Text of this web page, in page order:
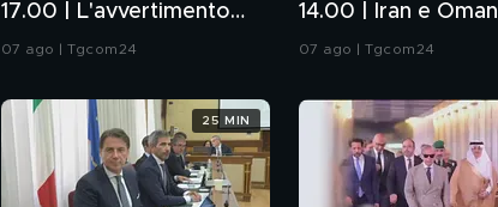
17.00 | L'avvertimento
spagnolo: "Riaprite i
07 ago | Tgcom24
14.00 | Iran e Oman
trattano su Hormuz,
07 ago | Tgcom24
25 MIN